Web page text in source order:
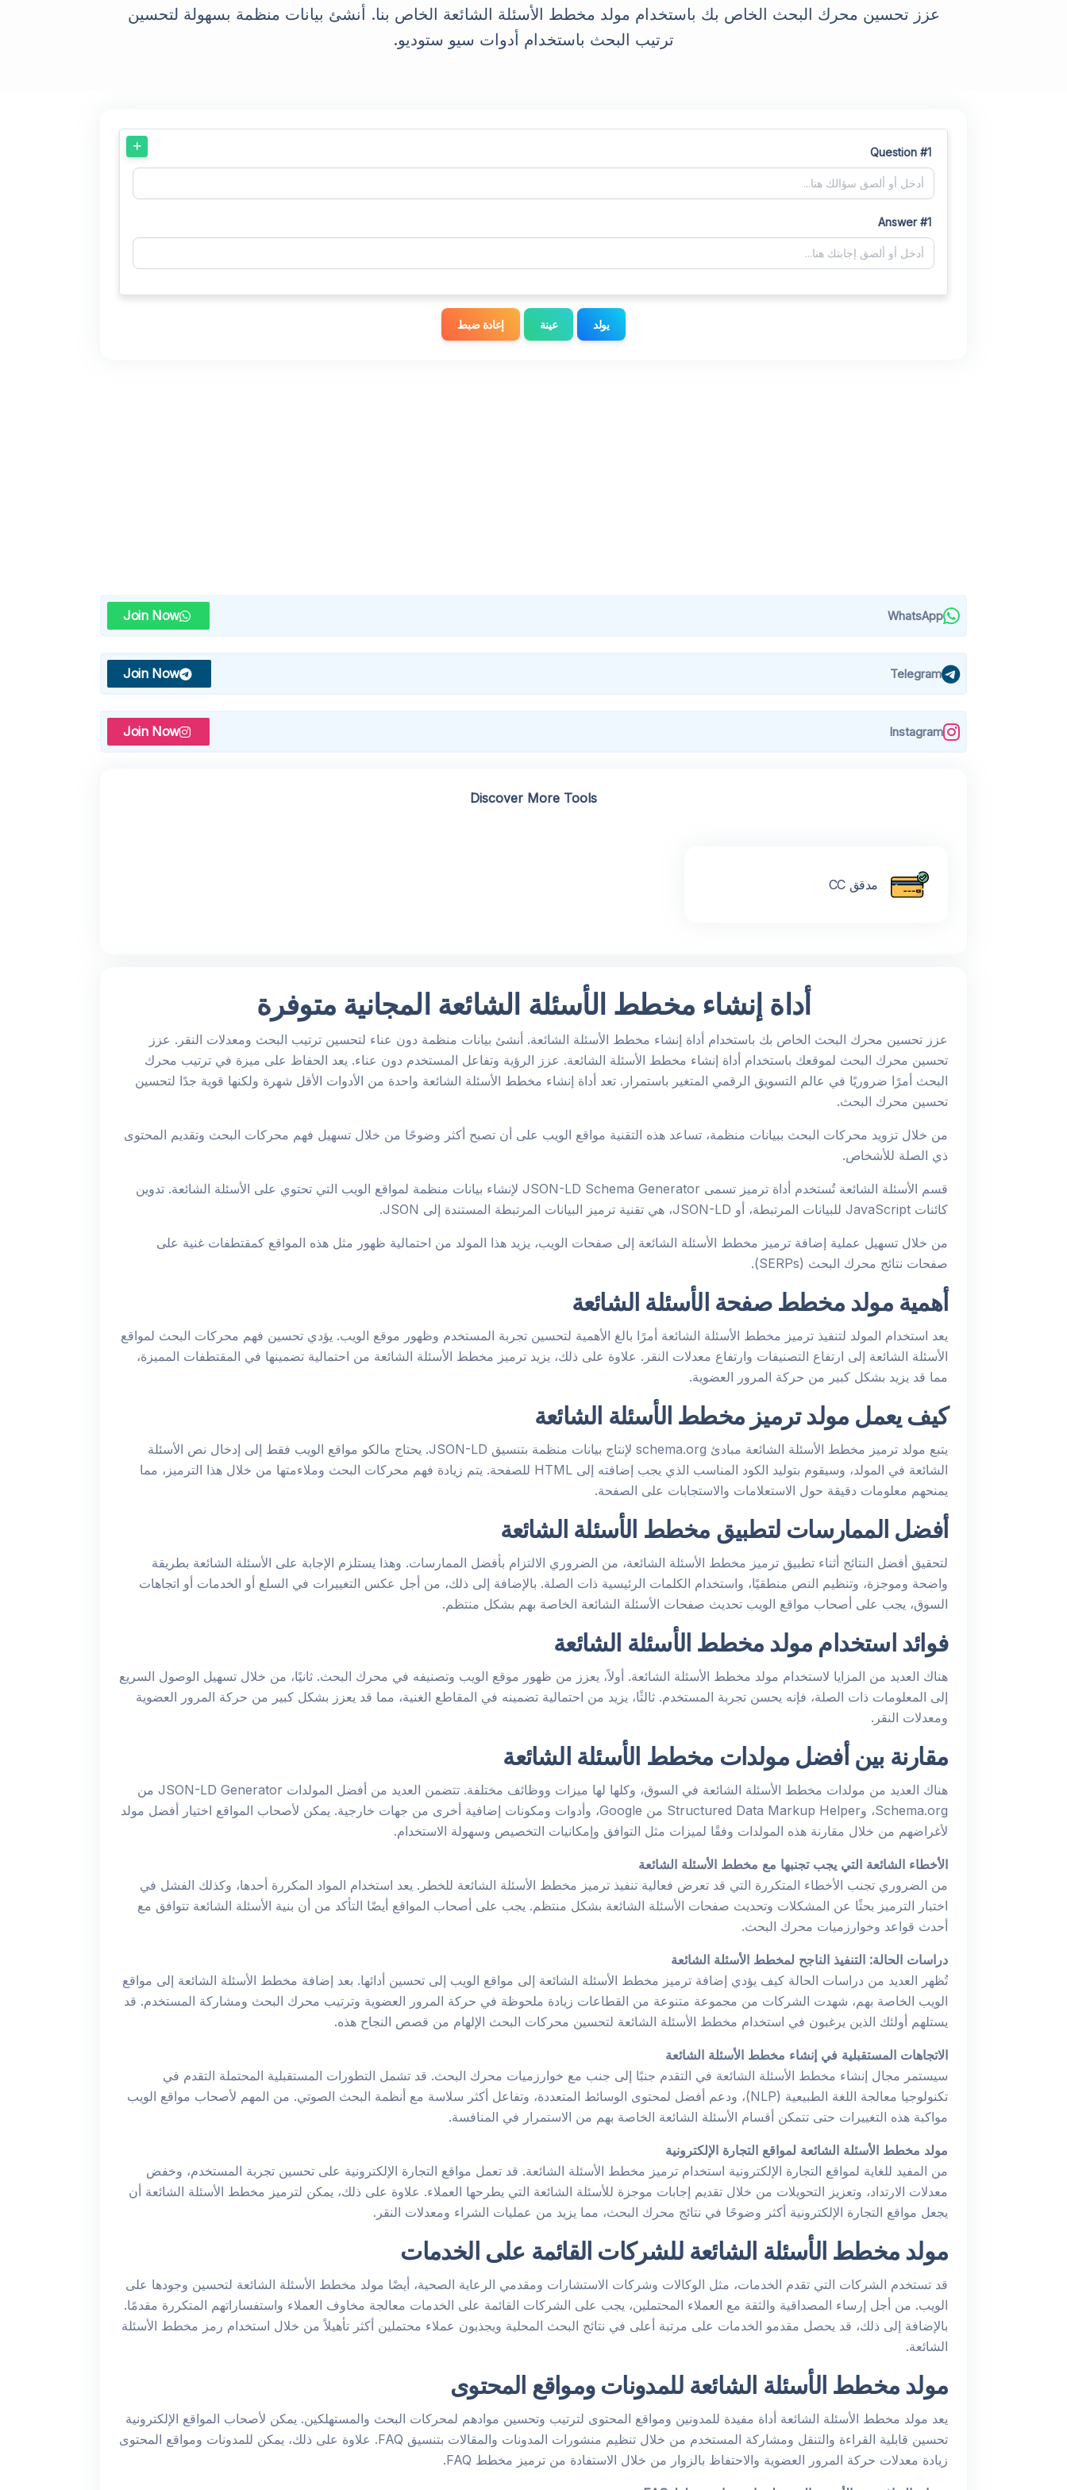
YouTube Description Generator
عزز تحسين محرك البحث الخاص بك باستخدام مولد مخطط الأسئلة الشائعة الخاص بنا. أنشئ بيانات منظمة بسهولة لتحسين
ترتيب البحث باستخدام أدوات سيو ستوديو.
Question #1
Answer #1
يولد عينة إعادة ضبط
WhatsApp
Join Now
Telegram
Join Now
Instagram
Join Now
Discover More Tools
مدقق CC
أداة إنشاء مخطط الأسئلة الشائعة المجانية متوفرة
عزز تحسين محرك البحث الخاص بك باستخدام أداة إنشاء مخطط الأسئلة الشائعة. أنشئ بيانات منظمة دون عناء لتحسين ترتيب البحث ومعدلات النقر. عزز
تحسين محرك البحث لموقعك باستخدام أداة إنشاء مخطط الأسئلة الشائعة. عزز الرؤية وتفاعل المستخدم دون عناء. يعد الحفاظ على ميزة في ترتيب محرك
البحث أمرًا ضروريًا في عالم التسويق الرقمي المتغير باستمرار. تعد أداة إنشاء مخطط الأسئلة الشائعة واحدة من الأدوات الأقل شهرة ولكنها قوية جدًا لتحسين
تحسين محرك البحث.
من خلال تزويد محركات البحث ببيانات منظمة، تساعد هذه التقنية مواقع الويب على أن تصبح أكثر وضوحًا من خلال تسهيل فهم محركات البحث وتقديم المحتوى
ذي الصلة للأشخاص.
قسم الأسئلة الشائعة تُستخدم أداة ترميز تسمى JSON-LD Schema Generator لإنشاء بيانات منظمة لمواقع الويب التي تحتوي على الأسئلة الشائعة. تدوين
كائنات JavaScript للبيانات المرتبطة، أو JSON-LD، هي تقنية ترميز البيانات المرتبطة المستندة إلى JSON.
من خلال تسهيل عملية إضافة ترميز مخطط الأسئلة الشائعة إلى صفحات الويب، يزيد هذا المولد من احتمالية ظهور مثل هذه المواقع كمقتطفات غنية على
صفحات نتائج محرك البحث (SERPs).
أهمية مولد مخطط صفحة الأسئلة الشائعة
يعد استخدام المولد لتنفيذ ترميز مخطط الأسئلة الشائعة أمرًا بالغ الأهمية لتحسين تجربة المستخدم وظهور موقع الويب. يؤدي تحسين فهم محركات البحث لمواقع
الأسئلة الشائعة إلى ارتفاع التصنيفات وارتفاع معدلات النقر. علاوة على ذلك، يزيد ترميز مخطط الأسئلة الشائعة من احتمالية تضمينها في المقتطفات المميزة،
مما قد يزيد بشكل كبير من حركة المرور العضوية.
كيف يعمل مولد ترميز مخطط الأسئلة الشائعة
يتبع مولد ترميز مخطط الأسئلة الشائعة مبادئ schema.org لإنتاج بيانات منظمة بتنسيق JSON-LD. يحتاج مالكو مواقع الويب فقط إلى إدخال نص الأسئلة
الشائعة في المولد، وسيقوم بتوليد الكود المناسب الذي يجب إضافته إلى HTML للصفحة. يتم زيادة فهم محركات البحث وملاءمتها من خلال هذا الترميز، مما
يمنحهم معلومات دقيقة حول الاستعلامات والاستجابات على الصفحة.
أفضل الممارسات لتطبيق مخطط الأسئلة الشائعة
لتحقيق أفضل النتائج أثناء تطبيق ترميز مخطط الأسئلة الشائعة، من الضروري الالتزام بأفضل الممارسات. وهذا يستلزم الإجابة على الأسئلة الشائعة بطريقة
واضحة وموجزة، وتنظيم النص منطقيًا، واستخدام الكلمات الرئيسية ذات الصلة. بالإضافة إلى ذلك، من أجل عكس التغييرات في السلع أو الخدمات أو اتجاهات
السوق، يجب على أصحاب مواقع الويب تحديث صفحات الأسئلة الشائعة الخاصة بهم بشكل منتظم.
فوائد استخدام مولد مخطط الأسئلة الشائعة
هناك العديد من المزايا لاستخدام مولد مخطط الأسئلة الشائعة. أولاً، يعزز من ظهور موقع الويب وتصنيفه في محرك البحث. ثانيًا، من خلال تسهيل الوصول السريع
إلى المعلومات ذات الصلة، فإنه يحسن تجربة المستخدم. ثالثًا، يزيد من احتمالية تضمينه في المقاطع الغنية، مما قد يعزز بشكل كبير من حركة المرور العضوية
ومعدلات النقر.
مقارنة بين أفضل مولدات مخطط الأسئلة الشائعة
هناك العديد من مولدات مخطط الأسئلة الشائعة في السوق، وكلها لها ميزات ووظائف مختلفة. تتضمن العديد من أفضل المولدات JSON-LD Generator من
Schema.org، وStructured Data Markup Helper من Google، وأدوات ومكونات إضافية أخرى من جهات خارجية. يمكن لأصحاب المواقع اختيار أفضل مولد
لأغراضهم من خلال مقارنة هذه المولدات وفقًا لميزات مثل التوافق وإمكانيات التخصيص وسهولة الاستخدام.
الأخطاء الشائعة التي يجب تجنبها مع مخطط الأسئلة الشائعة
من الضروري تجنب الأخطاء المتكررة التي قد تعرض فعالية تنفيذ ترميز مخطط الأسئلة الشائعة للخطر. يعد استخدام المواد المكررة أحدها، وكذلك الفشل في
اختبار الترميز بحثًا عن المشكلات وتحديث صفحات الأسئلة الشائعة بشكل منتظم. يجب على أصحاب المواقع أيضًا التأكد من أن بنية الأسئلة الشائعة تتوافق مع
أحدث قواعد وخوارزميات محرك البحث.
دراسات الحالة: التنفيذ الناجح لمخطط الأسئلة الشائعة
تُظهر العديد من دراسات الحالة كيف يؤدي إضافة ترميز مخطط الأسئلة الشائعة إلى مواقع الويب إلى تحسين أدائها. بعد إضافة مخطط الأسئلة الشائعة إلى مواقع
الويب الخاصة بهم، شهدت الشركات من مجموعة متنوعة من القطاعات زيادة ملحوظة في حركة المرور العضوية وترتيب محرك البحث ومشاركة المستخدم. قد
يستلهم أولئك الذين يرغبون في استخدام مخطط الأسئلة الشائعة لتحسين محركات البحث الإلهام من قصص النجاح هذه.
الاتجاهات المستقبلية في إنشاء مخطط الأسئلة الشائعة
سيستمر مجال إنشاء مخطط الأسئلة الشائعة في التقدم جنبًا إلى جنب مع خوارزميات محرك البحث. قد تشمل التطورات المستقبلية المحتملة التقدم في
تكنولوجيا معالجة اللغة الطبيعية (NLP)، ودعم أفضل لمحتوى الوسائط المتعددة، وتفاعل أكثر سلاسة مع أنظمة البحث الصوتي. من المهم لأصحاب مواقع الويب
مواكبة هذه التغييرات حتى تتمكن أقسام الأسئلة الشائعة الخاصة بهم من الاستمرار في المنافسة.
مولد مخطط الأسئلة الشائعة لمواقع التجارة الإلكترونية
من المفيد للغاية لمواقع التجارة الإلكترونية استخدام ترميز مخطط الأسئلة الشائعة. قد تعمل مواقع التجارة الإلكترونية على تحسين تجربة المستخدم، وخفض
معدلات الارتداد، وتعزيز التحويلات من خلال تقديم إجابات موجزة للأسئلة الشائعة التي يطرحها العملاء. علاوة على ذلك، يمكن لترميز مخطط الأسئلة الشائعة أن
يجعل مواقع التجارة الإلكترونية أكثر وضوحًا في نتائج محرك البحث، مما يزيد من عمليات الشراء ومعدلات النقر.
مولد مخطط الأسئلة الشائعة للشركات القائمة على الخدمات
قد تستخدم الشركات التي تقدم الخدمات، مثل الوكالات وشركات الاستشارات ومقدمي الرعاية الصحية، أيضًا مولد مخطط الأسئلة الشائعة لتحسين وجودها على
الويب. من أجل إرساء المصداقية والثقة مع العملاء المحتملين، يجب على الشركات القائمة على الخدمات معالجة مخاوف العملاء واستفساراتهم المتكررة مقدمًا.
بالإضافة إلى ذلك، قد يحصل مقدمو الخدمات على مرتبة أعلى في نتائج البحث المحلية ويجذبون عملاء محتملين أكثر تأهيلاً من خلال استخدام رمز مخطط الأسئلة
الشائعة.
مولد مخطط الأسئلة الشائعة للمدونات ومواقع المحتوى
يعد مولد مخطط الأسئلة الشائعة أداة مفيدة للمدونين ومواقع المحتوى لترتيب وتحسين موادهم لمحركات البحث والمستهلكين. يمكن لأصحاب المواقع الإلكترونية
تحسين قابلية القراءة والتنقل ومشاركة المستخدم من خلال تنظيم منشورات المدونات والمقالات بتنسيق FAQ. علاوة على ذلك، يمكن للمدونات ومواقع المحتوى
زيادة معدلات حركة المرور العضوية والاحتفاظ بالزوار من خلال الاستفادة من ترميز مخطط FAQ.